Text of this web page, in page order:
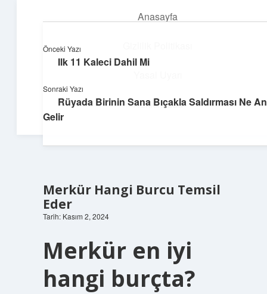
Anasayfa
Hakkımızda
Merkür Hangi Burcu Temsil
Eder
Tarih: Kasım 2, 2024
Merkür en iyi
hangi burçta?
Önceki Yazı
Ilk 11 Kaleci Dahil Mi
Sonraki Yazı
Rüyada Birinin Sana Bıçakla Saldırması Ne
Gelir